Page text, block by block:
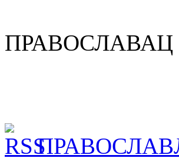
ПРАВОСЛАВАЦ